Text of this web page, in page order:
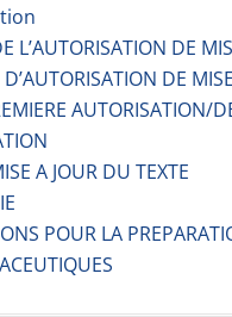
L’AUTORISATION DE
DE
AUTORISATION/
A JOUR DU TEXTE
POUR LA